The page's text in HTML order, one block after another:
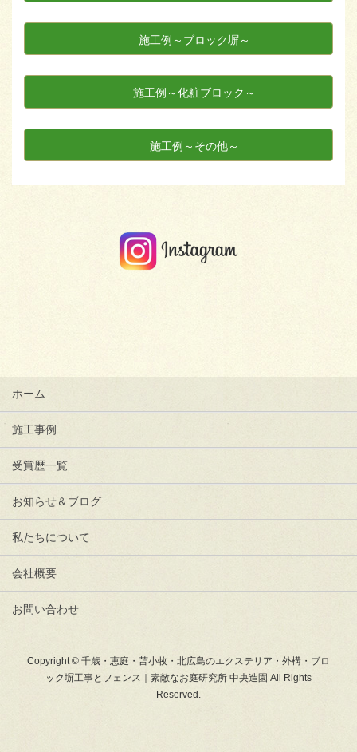
施工例～ブロック塀～
施工例～化粧ブロック～
施工例～その他～
ホーム
施工事例
受賞歴一覧
お知らせ＆ブログ
私たちについて
会社概要
お問い合わせ
Copyright © 千歳・恵庭・苫小牧・北広島のエクステリア・外構・ブロ
ック塀工事とフェンス｜素敵なお庭研究所 中央造園 All Rights
Reserved.